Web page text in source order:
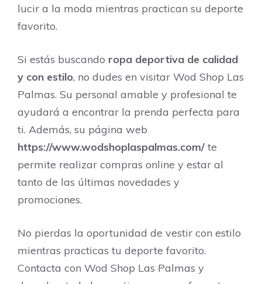
lucir a la moda mientras practican su deporte
favorito.
Si estás buscando ropa deportiva de calidad
y con estilo, no dudes en visitar Wod Shop Las
Palmas. Su personal amable y profesional te
ayudará a encontrar la prenda perfecta para
ti. Además, su página web
https://www.wodshoplaspalmas.com/ te
permite realizar compras online y estar al
tanto de las últimas novedades y
promociones.
No pierdas la oportunidad de vestir con estilo
mientras practicas tu deporte favorito.
Contacta con Wod Shop Las Palmas y